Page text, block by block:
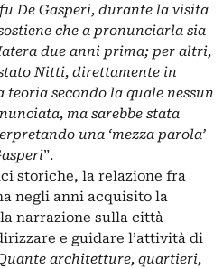
De Gasperi, durante la visita
che a pronunciarla sia
due anni prima; per altri,
Nitti, direttamente in
teoria secondo la quale nessun
ma sarebbe stata
una ‘mezza parola’
”.
storiche, la relazione fra
negli anni acquisito la
narrazione sulla città
e guidare l’attività di
architetture, quartieri,